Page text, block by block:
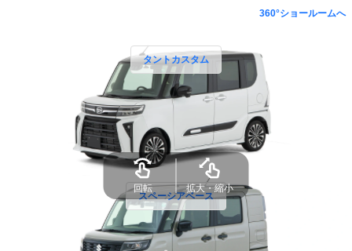
360°ショールームへ
タントカスタム
スペーシアベース
回転 拡大・縮小